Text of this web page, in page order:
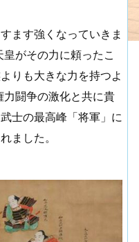
ます強くなっていきま
がその力に頼ったこ
りも大きな力を持つよ
力闘争の激化と共に貴
士の最高峰「将軍」に
ました。